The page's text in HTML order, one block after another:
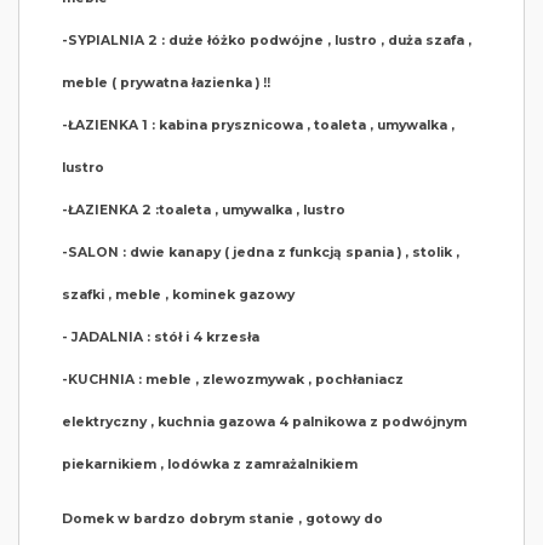
-SYPIALNIA 2 : duże łóżko podwójne , lustro , duża szafa ,
meble ( prywatna łazienka ) ‼️
-ŁAZIENKA 1 : kabina prysznicowa , toaleta , umywalka ,
lustro
-ŁAZIENKA 2 :toaleta , umywalka , lustro
-SALON : dwie kanapy ( jedna z funkcją spania ) , stolik ,
szafki , meble , kominek gazowy
- JADALNIA : stół i 4 krzesła
-KUCHNIA : meble , zlewozmywak , pochłaniacz
elektryczny , kuchnia gazowa 4 palnikowa z podwójnym
piekarnikiem , lodówka z zamrażalnikiem
Domek w bardzo dobrym stanie , gotowy do